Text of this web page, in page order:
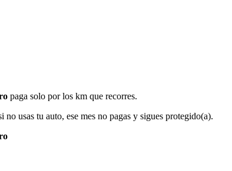
paga solo por los km que recorres.
usas tu auto, ese mes no pagas y sigues protegido(a).